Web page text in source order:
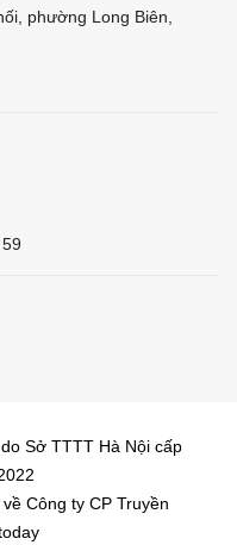
phường Long Biên,
Sở TTTT Hà Nội cấp
Công ty CP Truyền